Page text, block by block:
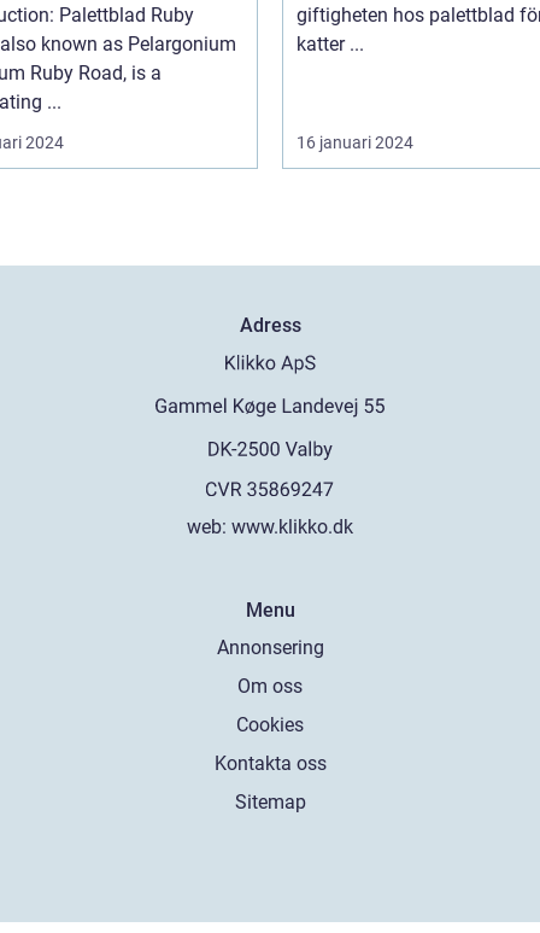
Palettblad Ruby
known as Pelargonium
Ruby Road, is a
...
2024
giftigheten hos palettblad
katter ...
16 januari 2024
Adress
web: www.klikko.dk
Menu
Annonsering
Om oss
Cookies
Kontakta oss
Sitemap